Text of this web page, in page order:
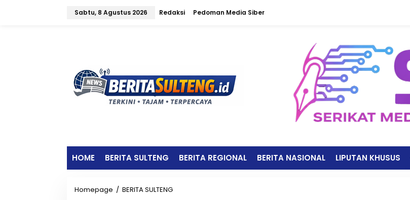
Sabtu, 8 Agustus 2026 Redaksi Pedoman Media Siber
HOME BERITA SULTENG BERITA REGIONAL BERITA NASIONAL LIPUTAN KHUSUS
Homepage / BERITA SULTENG